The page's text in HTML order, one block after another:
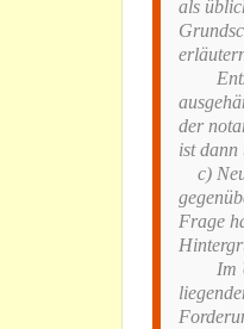
als
der
ist dann
c) Neu
Frage
Im